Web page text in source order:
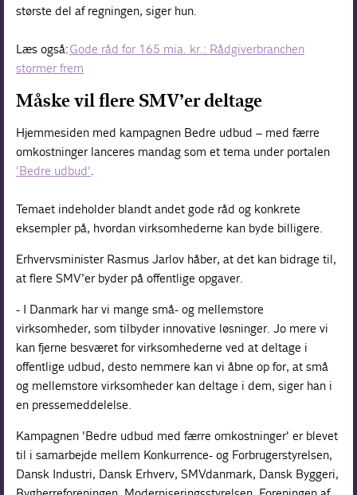
største del af regningen, siger hun.
Læs også:Gode råd for 165 mia. kr.: Rådgiverbranchen
stormer frem
Måske vil flere SMV’er deltage
Hjemmesiden med kampagnen Bedre udbud – med færre
omkostninger lanceres mandag som et tema under portalen
'Bedre udbud'
Temaet indeholder blandt andet gode råd og konkrete
eksempler på, hvordan virksomhederne kan byde billigere.
Erhvervsminister Rasmus Jarlov håber, at det kan bidrage til,
at flere SMV’er byder på offentlige opgaver.
- I Danmark har vi mange små- og mellemstore
virksomheder, som tilbyder innovative løsninger. Jo mere vi
kan fjerne besværet for virksomhederne ved at deltage i
offentlige udbud, desto nemmere kan vi åbne op for, at små
og mellemstore virksomheder kan deltage i dem, siger han i
en pressemeddelelse.
Kampagnen 'Bedre udbud med færre omkostninger' er blevet
til i samarbejde mellem Konkurrence- og Forbrugerstyrelsen,
Dansk Industri, Dansk Erhverv, SMVdanmark, Dansk Byggeri,